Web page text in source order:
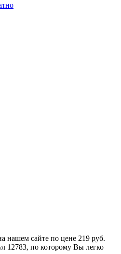
нашем сайте по цене 219 руб.
12783, по которому Вы легко